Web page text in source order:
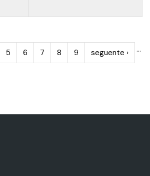
5 6 7 8 9 …
seguente ›